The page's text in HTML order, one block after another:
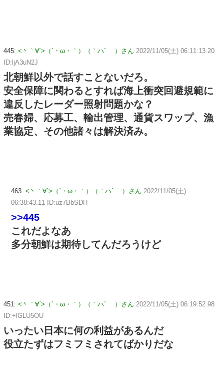
445: <丶｀∀´>（´・ω・｀）（｀ハ´ ）さん 2022/11/05(土) 06:11:13.20
ID:ljA3uN2J
北朝鮮以外で話すことないだろ。
安全保障に関わるとすれば海上衝突回避規範に
違反したレーダー照射問題かな？
売春婦、応募工、輸出管理、通貨スワップ、漁
業協定、その他諸々は解決済み。
463: <丶｀∀´>（´・ω・｀）（｀ハ´ ）さん 2022/11/05(土)
06:38:43.11 ID:uz7BbSDH
>>445
これだよなあ
多分朝鮮は期待してんだろうけど
451: <丶｀∀´>（´・ω・｀）（｀ハ´ ）さん 2022/11/05(土) 06:19:52.98
ID:+lGLU5OU
いったい日本に何の利益があるんだ
役立たずはフミフミされてばかりだな